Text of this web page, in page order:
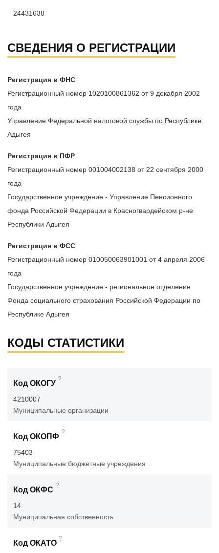
24431638
СВЕДЕНИЯ О РЕГИСТРАЦИИ
Регистрация в ФНС
Регистрационный номер 1020100861362 от 9 декабря 2002
года
Управление Федеральной налоговой службы по Республике
Адыгея
Регистрация в ПФР
Регистрационный номер 001004002138 от 22 сентября 2000
года
Государственное учреждение - Управление Пенсионного
фонда Российской Федерации в Красногвардейском р-не
Республики Адыгея
Регистрация в ФСС
Регистрационный номер 010050063901001 от 4 апреля 2006
года
Государственное учреждение - региональное отделение
Фонда социального страхования Российской Федерации по
Республике Адыгея
КОДЫ СТАТИСТИКИ
Код ОКОГУ
?
4210007
Муниципальные организации
Код ОКОПФ
?
75403
Муниципальные бюджетные учреждения
Код ОКФС
?
14
Муниципальная собственность
Код ОКАТО
?